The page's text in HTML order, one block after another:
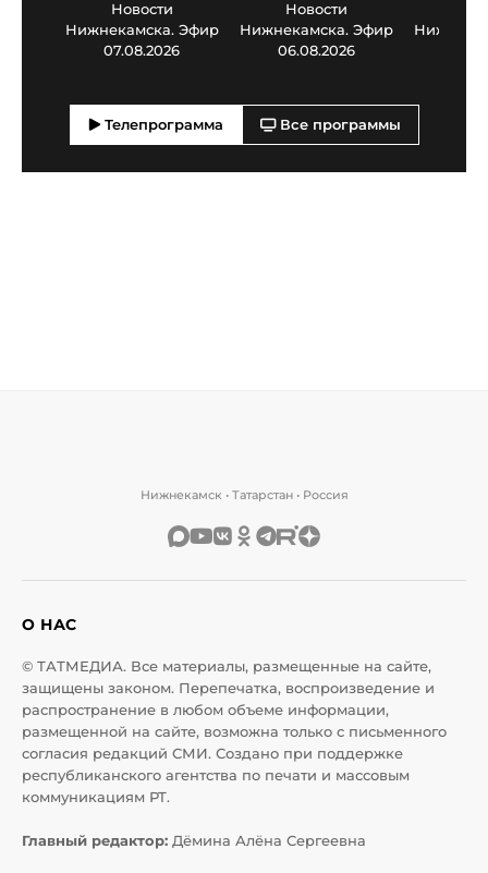
Новости
Нижнекамска. Эфир
07.08.2026
Новости
Нижнекамска. Эфир
06.08.2026
Телепрограмма Все программы
Нижнекамск • Татарстан • Россия
О НАС
© ТАТМЕДИА. Все материалы, размещенные на сайте,
защищены законом. Перепечатка, воспроизведение и
распространение в любом объеме информации,
размещенной на сайте, возможна только с письменного
согласия редакций СМИ. Создано при поддержке
республиканского агентства по печати и массовым
коммуникациям РТ.
Главный редактор: Дёмина Алёна Сергеевна